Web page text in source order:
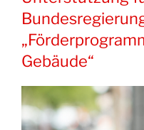
Gebäude“